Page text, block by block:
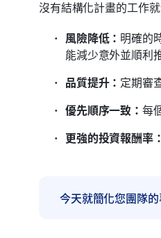
沒有結構化計畫的工作
風險降低： 明確的
能減少意外並順利
品質提升： 定期審
優先順序一致：每
更強的投資報酬率：
今天就簡化您團隊